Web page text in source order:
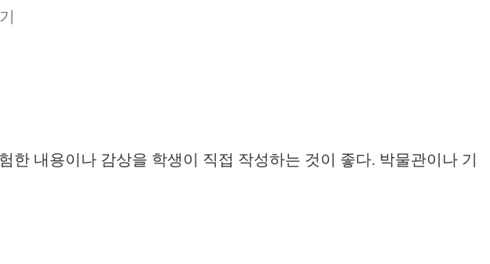
내용이나 감상을 학생이 직접 작성하는 것이 좋다. 박물관이나 기